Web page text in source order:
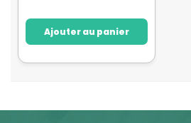
Ajouter au panier